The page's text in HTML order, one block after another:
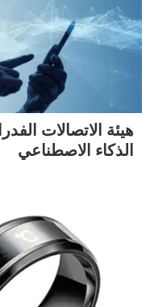
هيئة الاتصالات
الذكاء الاصطناعي